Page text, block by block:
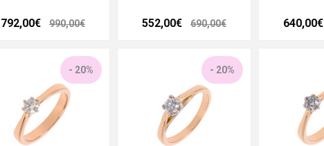
792,00€ 990,00€ 552,00€ 690,00€ 640,00€
- 20% - 20%